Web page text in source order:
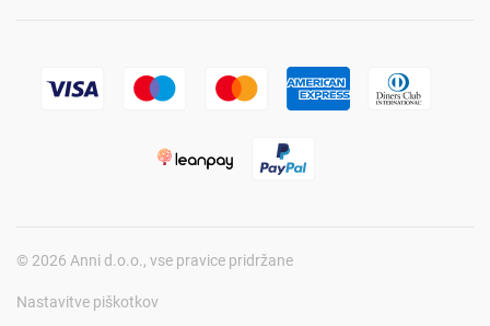
© 2026 Anni d.o.o., vse pravice pridržane
Nastavitve piškotkov